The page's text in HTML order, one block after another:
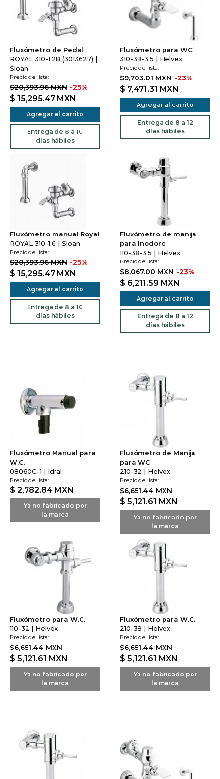
Fluxómetro de Pedal
ROYAL 310-1.28 (3013627) |
Sloan
Precio de lista:
$20,393.96 MXN -25%
$ 15,295.47 MXN
Agregar al carrito
Entrega de 8 a 10
días hábiles
Fluxómetro para WC
310-38-3.5 | Helvex
Precio de lista:
$9,703.01 MXN -23%
$ 7,471.31 MXN
Agregar al carrito
Entrega de 8 a 12
días hábiles
Fluxómetro manual Royal
ROYAL 310-1.6 | Sloan
Precio de lista:
$20,393.96 MXN -25%
$ 15,295.47 MXN
Agregar al carrito
Entrega de 8 a 10
días hábiles
Fluxómetro de manija
para Inodoro
110-38-3.5 | Helvex
Precio de lista:
$8,067.00 MXN -23%
$ 6,211.59 MXN
Agregar al carrito
Entrega de 8 a 12
días hábiles
Fluxómetro Manual para
W.C.
08060C-1 | Idral
Precio de lista:
$ 2,782.84 MXN
Ya no fabricado por
la marca
Fluxómetro de Manija
para WC
210-32 | Helvex
Precio de lista:
$6,651.44 MXN
$ 5,121.61 MXN
Ya no fabricado por
la marca
Fluxómetro para W.C.
110-32 | Helvex
Precio de lista:
$6,651.44 MXN
$ 5,121.61 MXN
Ya no fabricado por
la marca
Fluxómetro para W.C.
210-38 | Helvex
Precio de lista:
$6,651.44 MXN
$ 5,121.61 MXN
Ya no fabricado por
la marca